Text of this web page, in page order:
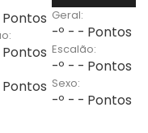
Geral:
-º - - Pontos
Escalão:
-º - - Pontos
Sexo:
-º - - Pontos